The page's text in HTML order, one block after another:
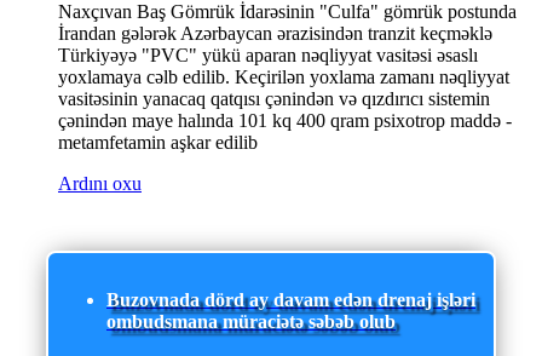
Naxçıvan Baş Gömrük İdarəsinin "Culfa" gömrük postunda
İrandan gələrək Azərbaycan ərazisindən tranzit keçməklə
Türkiyəyə "PVC" yükü aparan nəqliyyat vasitəsi əsaslı
yoxlamaya cəlb edilib. Keçirilən yoxlama zamanı nəqliyyat
vasitəsinin yanacaq qatqısı çənindən və qızdırıcı sistemin
çənindən maye halında 101 kq 400 qram psixotrop maddə -
metamfetamin aşkar edilib
Ardını oxu
Buzovnada dörd ay davam edən drenaj işləri
ombudsmana müraciətə səbəb olub